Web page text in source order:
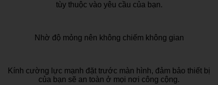
tùy thuộc vào yêu cầu của bạn.
Nhờ độ mỏng nên không chiếm không gian
Kính cường lực mạnh đặt trước màn hình, đảm bảo thiết bị
của bạn sẽ an toàn ở mọi nơi công cộng.